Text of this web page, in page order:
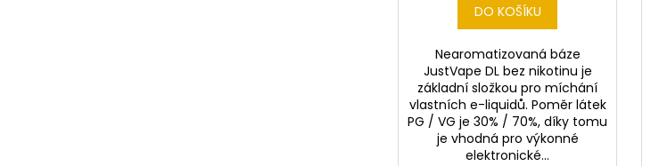
DO KOŠÍKU
Nearomatizovaná báze
JustVape DL bez nikotinu je
základní složkou pro míchání
vlastních e-liquidů. Poměr látek
PG / VG je 30% / 70%, díky tomu
je vhodná pro výkonné
elektronické...